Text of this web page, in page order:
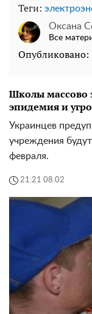
Теги:
Оксана
Все
Опубликовано:
Школы массово
эпидемия и
Украинцев
учреждения
февраля.
21:21 08.02